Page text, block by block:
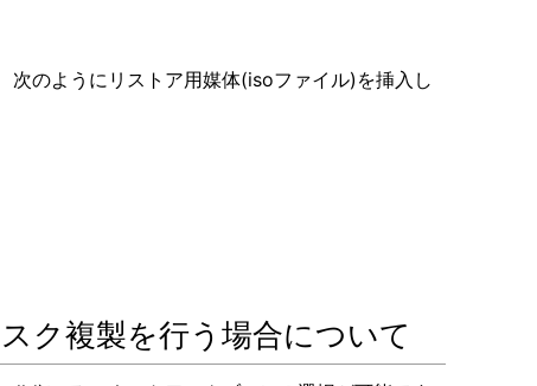
のようにリストア用媒体(isoファイル)を挿入し
ク複製を行う場合について